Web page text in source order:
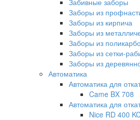
Заборы из
Заборы из кирпича
Заборы из
Заборы из
Заборы из сетки-
Заборы из
Автоматика
Автоматика для
Came BX 708
Автоматика для
Nice RD 400